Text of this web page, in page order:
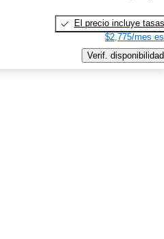
El precio incluye tasas
$2,775/mes
Verif. disponibilidad